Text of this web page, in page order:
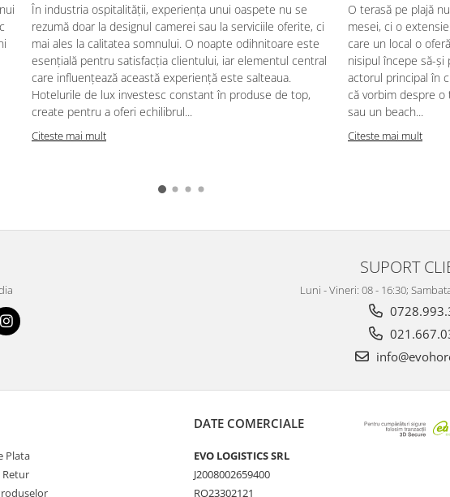
În industria ospitalității, experiența unui oaspete nu se
rezumă doar la designul camerei sau la serviciile oferite, ci
mai ales la calitatea somnului. O noapte odihnitoare este
esențială pentru satisfacția clientului, iar elementul central
care influențează această experiență este salteaua.
Hotelurile de lux investesc constant în produse de top,
create pentru a oferi echilibrul...
Citeste mai mult
O terasă pe plajă
mesei, ci o
care un local o
nisipul începe să-și
actorul principal în
că vorbim despre o
sau un beach...
Citeste mai mult
SUPORT
Luni - Vineri: 08 - 16:30;
Plata
Retur
DATE COMERCIALE
EVO LOGISTICS SRL
J2008002659400
RO23302121